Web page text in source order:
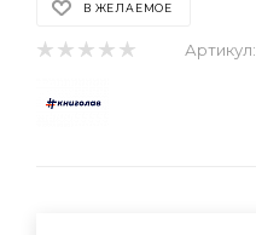
В ЖЕЛАЕМОЕ
Артикул: